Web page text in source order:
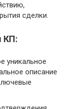
сделки.
КП:
уникальное
описание